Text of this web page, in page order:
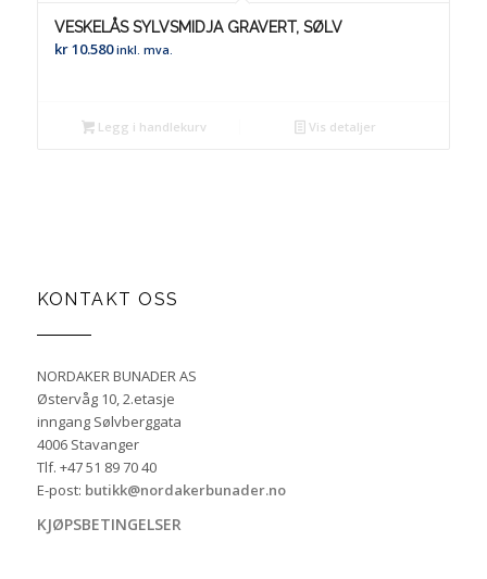
VESKELÅS SYLVSMIDJA GRAVERT, SØLV
kr10.580 inkl. mva.
Legg i handlekurv Vis detaljer
KONTAKT OSS
NORDAKER BUNADER AS
Østervåg 10, 2.etasje
inngang Sølvberggata
4006 Stavanger
Tlf. +47 51 89 70 40
E-post: butikk@nordakerbunader.no
KJØPSBETINGELSER